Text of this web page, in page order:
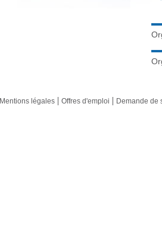
Demande de
Offres d'emploi
Mentions légales